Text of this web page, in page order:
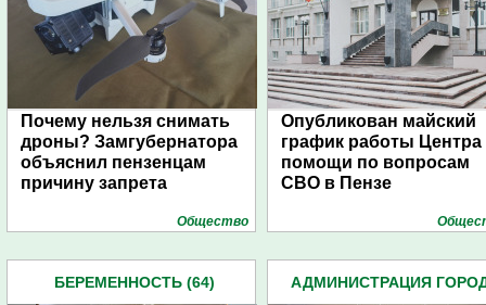
Почему нельзя снимать
дроны? Замгубернатора
объяснил пензенцам
причину запрета
Общество
Опубликован майский
график работы Центра
помощи по вопросам
СВО в Пензе
БЕРЕМЕННОСТЬ (64)
АДМИНИСТРАЦИЯ